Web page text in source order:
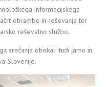
informacijskega
obrambe in reševanja ter
reševalno službo.
srečanja obiskali tudi jamo in
Slovenije.